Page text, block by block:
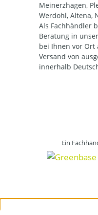
Meinerzhagen,
Werdohl, Altena,
Als Fachhändler
Beratung in
bei Ihnen vor Ort
Versand von
innerhalb
Ein